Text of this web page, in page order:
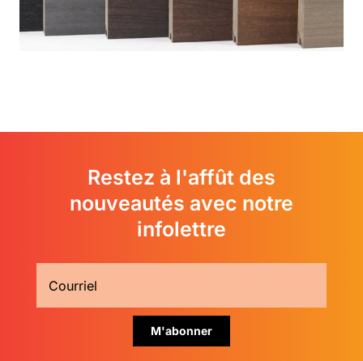
Restez à l'affût des
nouveautés avec notre
infolettre